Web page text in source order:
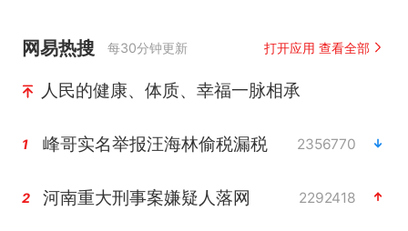
网易热搜 每30分钟更新 打开应用 查看全部
人民的健康、体质、幸福一脉相承
1 峰哥实名举报汪海林偷税漏税 2356770
2 河南重大刑事案嫌疑人落网 2292418